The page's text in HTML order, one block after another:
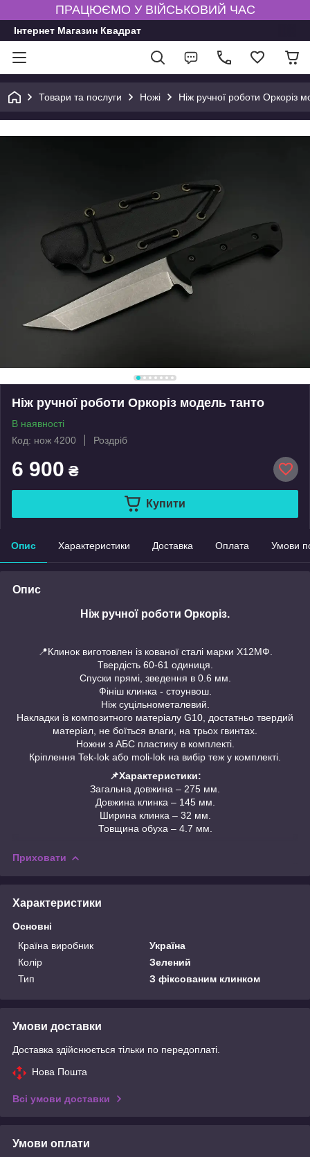
ПРАЦЮЄМО У ВІЙСЬКОВИЙ ЧАС
Інтернет Магазин Квадрат
Товари та послуги Ножі Ніж ручної роботи Оркоріз
Ніж ручної роботи Оркоріз модель танто
В наявності
Код: нож 4200
Роздріб
6 900 ₴
Купити
Опис Характеристики Доставка Оплата Умови
Опис
Ніж ручної роботи Оркоріз.
📍Клинок виготовлен із кованої сталі марки Х12МФ.
Твердість 60-61 одиниця.
Спуски прямі, зведення в 0.6 мм.
Фініш клинка - стоунвош.
Ніж суцільнометалевий.
Накладки із композитного матеріалу G10, достатньо твердий
матеріал, не боїться влаги, на трьох гвинтах.
Ножни з АБС пластику в комплекті.
Кріплення Tek-lok або moli-lok на вибір теж у комплекті.
📌Характеристики:
Загальна довжина – 275 мм.
Довжина клинка – 145 мм.
Ширина клинка – 32 мм.
Товщина обуха – 4.7 мм.
Приховати
Характеристики
Основні
Країна виробник
Україна
Колір
Зелений
Тип
З фіксованим клинком
Умови доставки
Доставка здійснюється тільки по передоплаті.
Нова Пошта
Всі умови доставки
Умови оплати